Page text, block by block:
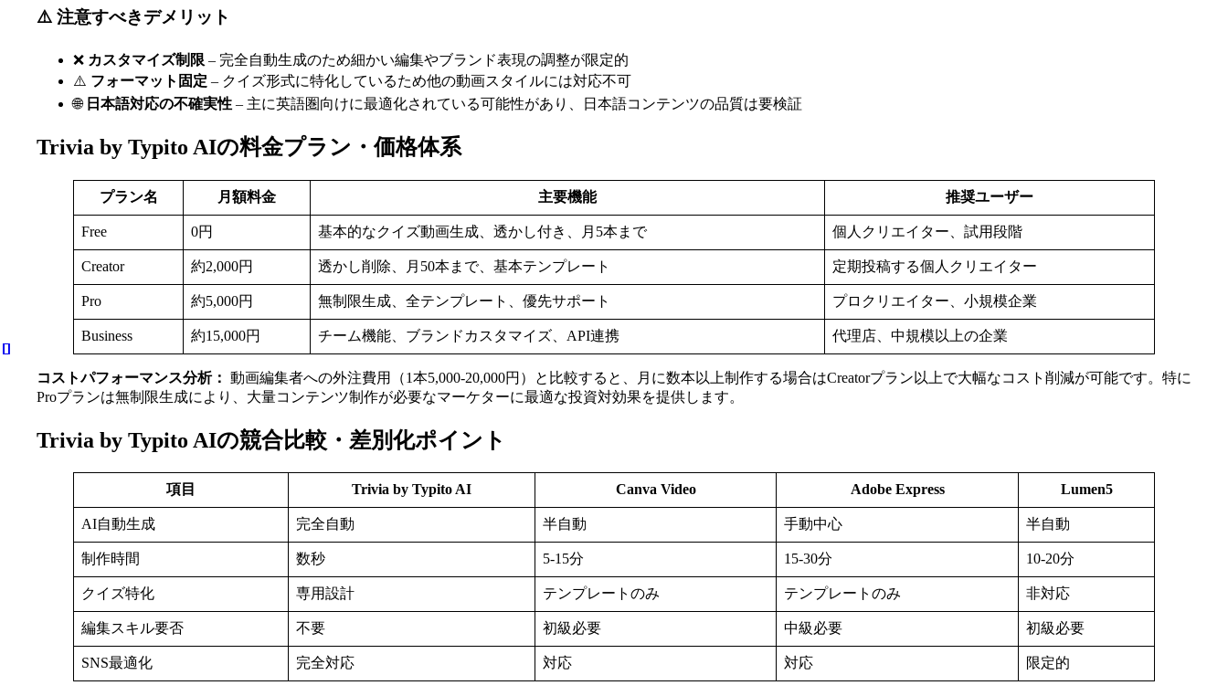
⚠️ 注意すべきデメリット
❌ カスタマイズ制限 – 完全自動生成のため細かい編集やブランド表現の調整が限定的
⚠️ フォーマット固定 – クイズ形式に特化しているため他の動画スタイルには対応不可
🌐 日本語対応の不確実性 – 主に英語圏向けに最適化されている可能性があり、日本語コンテンツの品質は要検証
Trivia by Typito AIの料金プラン・価格体系
プラン名 月額料金 主要機能 推奨ユーザー
Free 0円 基本的なクイズ動画生成、透かし付き、月5本まで 個人クリエイター、試用段階
Creator 約2,000円 透かし削除、月50本まで、基本テンプレート 定期投稿する個人クリエイター
Pro 約5,000円 無制限生成、全テンプレート、優先サポート プロクリエイター、小規模企業
Business 約15,000円 チーム機能、ブランドカスタマイズ、API連携 代理店、中規模以上の企業
コストパフォーマンス分析： 動画編集者への外注費用（1本5,000-20,000円）と比較すると、月に数本以上制作する場合はCreatorプラン以上で大幅なコスト削減が可能です。特に
Proプランは無制限生成により、大量コンテンツ制作が必要なマーケターに最適な投資対効果を提供します。
Trivia by Typito AIの競合比較・差別化ポイント
項目 Trivia by Typito AI Canva Video Adobe Express Lumen5
AI自動生成 完全自動 半自動 手動中心 半自動
制作時間 数秒 5-15分 15-30分 10-20分
クイズ特化 専用設計 テンプレートのみ テンプレートのみ 非対応
編集スキル要否 不要 初級必要 中級必要 初級必要
SNS最適化 完全対応 対応 対応 限定的